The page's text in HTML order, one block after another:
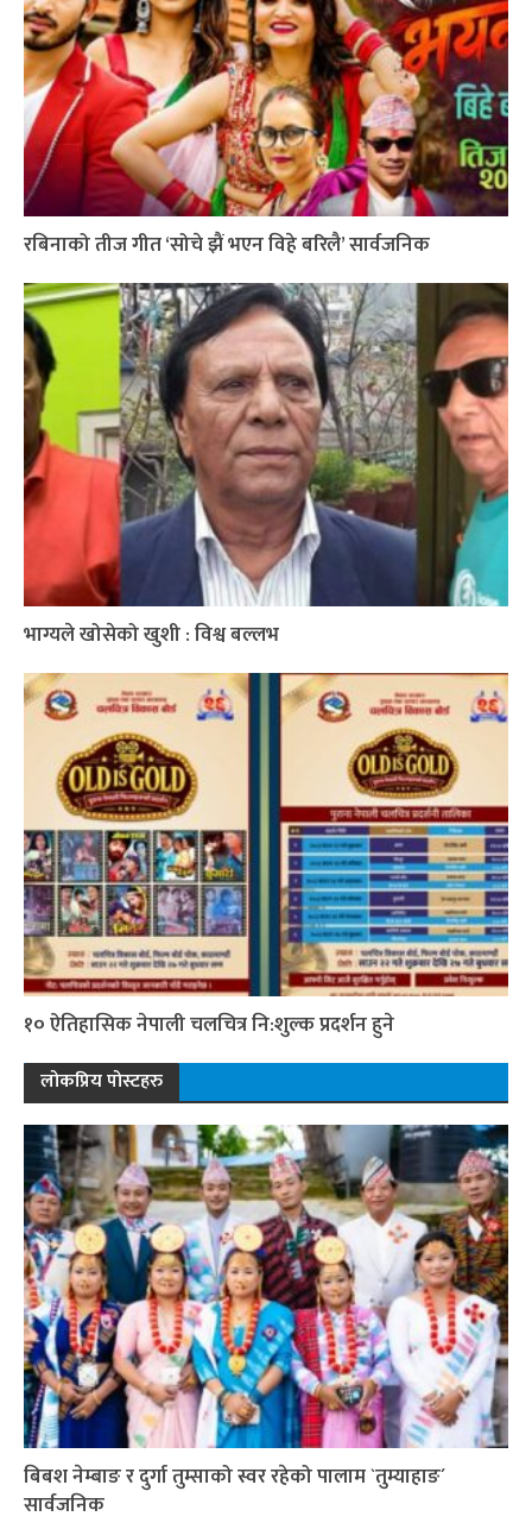
रबिनाको तीज गीत ‘सोचे झैं भएन विहे बरिलै’ सार्वजनिक
भाग्यले खोसेको खुशी : विश्व बल्लभ
१० ऐतिहासिक नेपाली चलचित्र नि:शुल्क प्रदर्शन हुने
लोकप्रिय पोस्टहरु
बिबश नेम्बाङ र दुर्गा तुम्साको स्वर रहेको पालाम `तुम्याहाङ´
सार्वजनिक